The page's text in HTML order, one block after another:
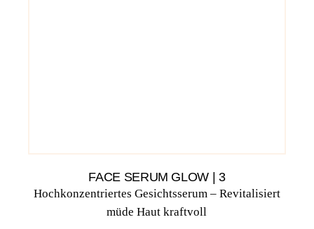
FACE SERUM GLOW | 3
Hochkonzentriertes Gesichtsserum – Revitalisiert
müde Haut kraftvoll